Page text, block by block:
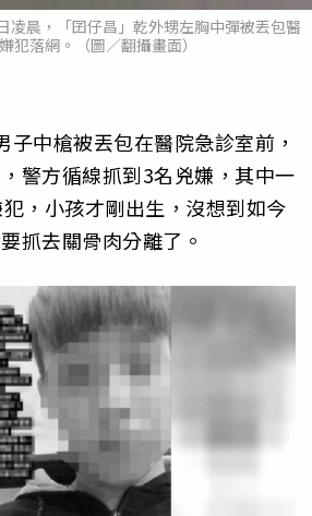
凌晨，「囝仔昌」乾外甥左胸中彈被丟包醫
犯落網。（圖／翻攝畫面）
子中槍被丟包在醫院急診室前，
警方循線抓到3名兇嫌，其中一
，小孩才剛出生，沒想到如今
抓去關骨肉分離了。